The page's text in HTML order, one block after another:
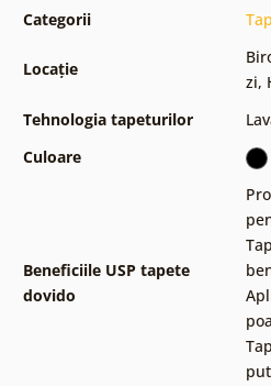
Categorii
Locație
zi,
Tehnologia tapeturilor
Culoare
Beneficiile USP tapete
dovido